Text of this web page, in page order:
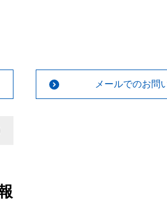
メールでのお問